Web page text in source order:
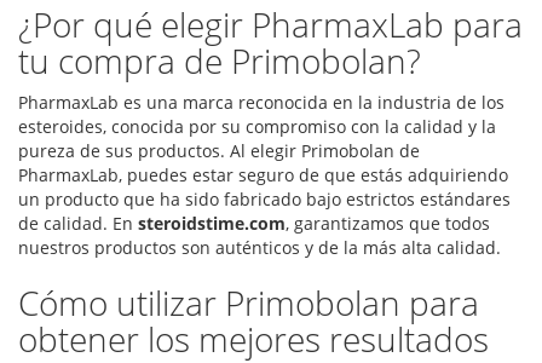
¿Por qué elegir PharmaxLab para
tu compra de Primobolan?
PharmaxLab es una marca reconocida en la industria de los
esteroides, conocida por su compromiso con la calidad y la
pureza de sus productos. Al elegir Primobolan de
PharmaxLab, puedes estar seguro de que estás adquiriendo
un producto que ha sido fabricado bajo estrictos estándares
de calidad. En steroidstime.com, garantizamos que todos
nuestros productos son auténticos y de la más alta calidad.
Cómo utilizar Primobolan para
obtener los mejores resultados